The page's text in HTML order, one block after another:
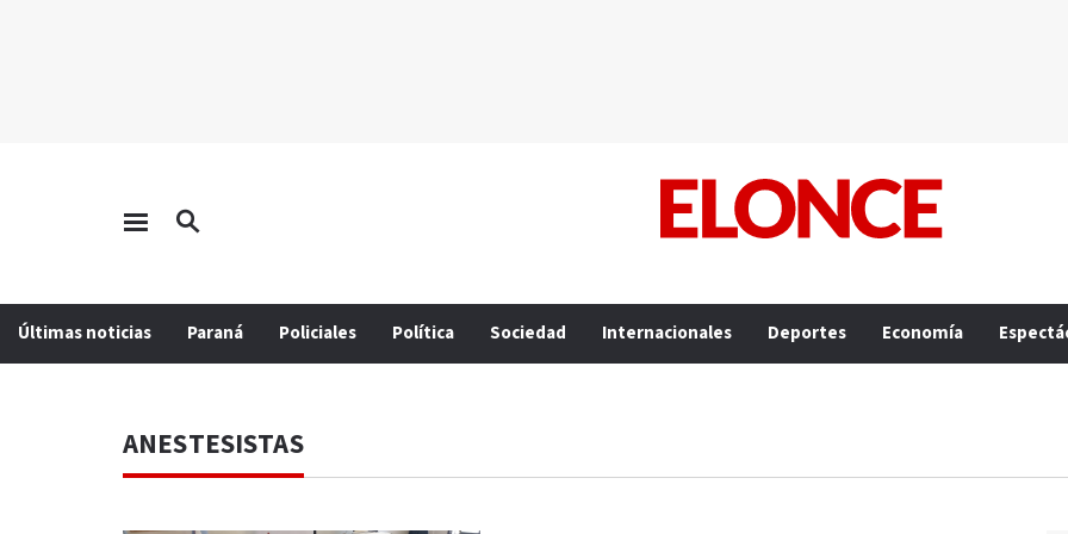
Últimas noticias Paraná Policiales Política Sociedad Internacionales Deportes Economía
ANESTESISTAS